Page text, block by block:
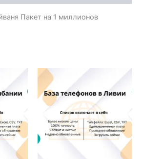
Пакет на 1 миллионов